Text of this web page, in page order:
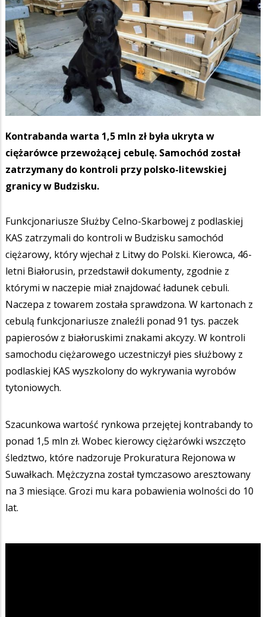
Kontrabanda warta 1,5 mln zł była ukryta w
ciężarówce przewożącej cebulę. Samochód został
zatrzymany do kontroli przy polsko-litewskiej
granicy w Budzisku.
Funkcjonariusze Służby Celno-Skarbowej z podlaskiej
KAS zatrzymali do kontroli w Budzisku samochód
ciężarowy, który wjechał z Litwy do Polski. Kierowca, 46-
letni Białorusin, przedstawił dokumenty, zgodnie z
którymi w naczepie miał znajdować ładunek cebuli.
Naczepa z towarem została sprawdzona. W kartonach z
cebulą funkcjonariusze znaleźli ponad 91 tys. paczek
papierosów z białoruskimi znakami akcyzy. W kontroli
samochodu ciężarowego uczestniczył pies służbowy z
podlaskiej KAS wyszkolony do wykrywania wyrobów
tytoniowych.
Szacunkowa wartość rynkowa przejętej kontrabandy to
ponad 1,5 mln zł. Wobec kierowcy ciężarówki wszczęto
śledztwo, które nadzoruje Prokuratura Rejonowa w
Suwałkach. Mężczyzna został tymczasowo aresztowany
na 3 miesiące. Grozi mu kara pobawienia wolności do 10
lat.